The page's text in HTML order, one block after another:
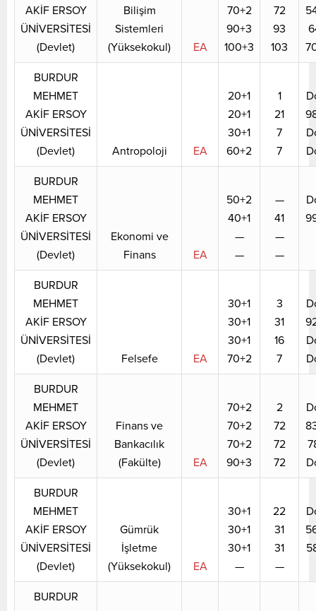
AKİF ERSOY
ÜNİVERSİTESİ
(Devlet)
Bilişim
Sistemleri
(Yüksekokul)
EA
70+2
90+3
100+3
72
93
103
BURDUR
MEHMET
AKİF ERSOY
ÜNİVERSİTESİ
(Devlet)
Antropoloji EA
20+1
20+1
30+1
60+2
1
21
7
7
BURDUR
MEHMET
AKİF ERSOY
ÜNİVERSİTESİ
(Devlet)
Ekonomi ve
Finans
EA
50+2
40+1
—
—
—
41
—
—
BURDUR
MEHMET
AKİF ERSOY
ÜNİVERSİTESİ
(Devlet)
Felsefe EA
30+1
30+1
30+1
70+2
3
31
16
7
BURDUR
MEHMET
AKİF ERSOY
ÜNİVERSİTESİ
(Devlet)
Finans ve
Bankacılık
(Fakülte)
EA
70+2
70+2
70+2
90+3
2
72
72
72
BURDUR
MEHMET
AKİF ERSOY
ÜNİVERSİTESİ
(Devlet)
Gümrük
İşletme
(Yüksekokul)
EA
30+1
30+1
30+1
—
22
31
31
—
BURDUR